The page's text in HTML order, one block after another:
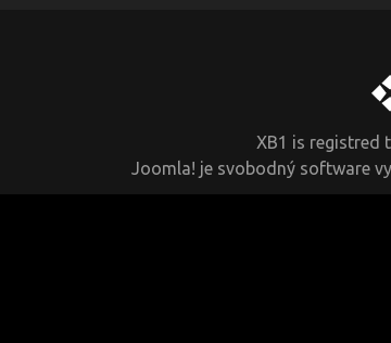
XB1 is registred
Joomla! je svobodný software